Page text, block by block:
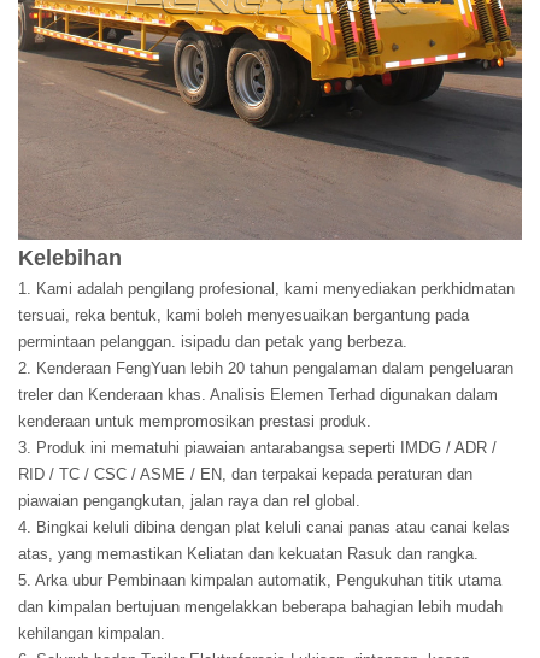
Kelebihan
1. Kami adalah pengilang profesional, kami menyediakan perkhidmatan
tersuai, reka bentuk, kami boleh menyesuaikan bergantung pada
permintaan pelanggan. isipadu dan petak yang berbeza.
2. Kenderaan FengYuan lebih 20 tahun pengalaman dalam pengeluaran
treler dan Kenderaan khas. Analisis Elemen Terhad digunakan dalam
kenderaan untuk mempromosikan prestasi produk.
3. Produk ini mematuhi piawaian antarabangsa seperti IMDG / ADR /
RID / TC / CSC / ASME / EN, dan terpakai kepada peraturan dan
piawaian pengangkutan, jalan raya dan rel global.
4. Bingkai keluli dibina dengan plat keluli canai panas atau canai kelas
atas, yang memastikan Keliatan dan kekuatan Rasuk dan rangka.
5. Arka ubur Pembinaan kimpalan automatik, Pengukuhan titik utama
dan kimpalan bertujuan mengelakkan beberapa bahagian lebih mudah
kehilangan kimpalan.